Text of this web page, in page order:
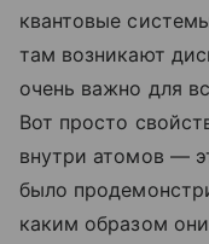
квантовые
там возникают
очень важно для
Вот просто
внутри атомов —
было
каким образом